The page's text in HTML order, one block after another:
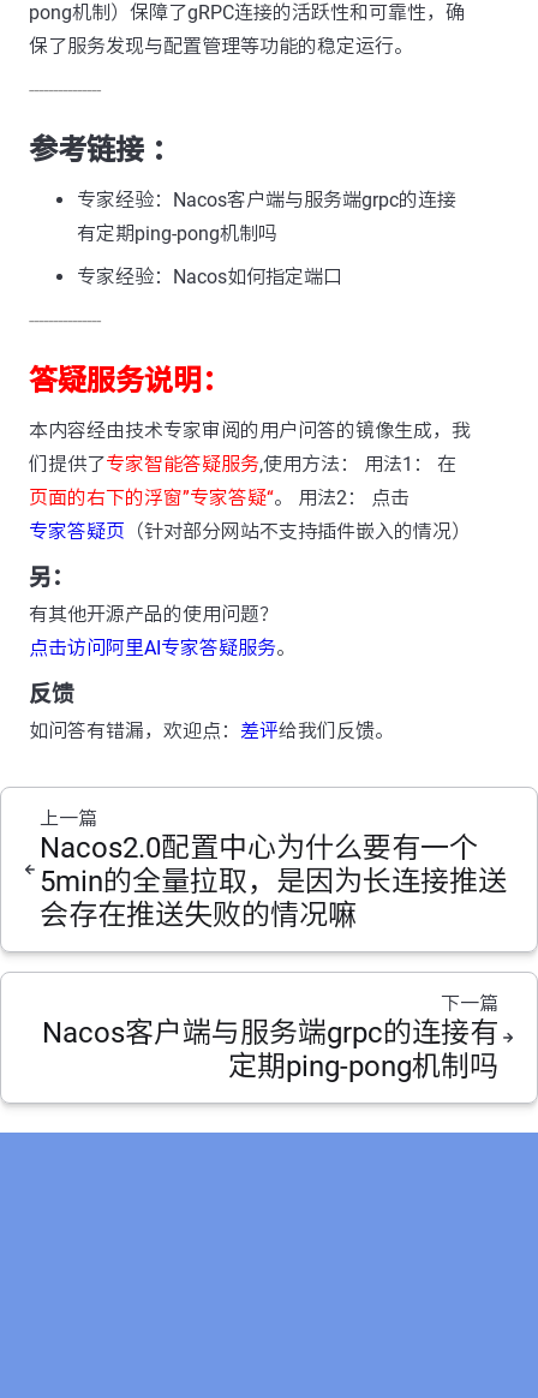
pong机制）保障了gRPC连接的活跃性和可靠性，确
保了服务发现与配置管理等功能的稳定运行。
---------------
参考链接 ：
专家经验：Nacos客户端与服务端grpc的连接
有定期ping-pong机制吗
专家经验：Nacos如何指定端口
---------------
答疑服务说明：
本内容经由技术专家审阅的用户问答的镜像生成，我
们提供了专家智能答疑服务,使用方法： 用法1： 在
页面的右下的浮窗”专家答疑“。 用法2： 点击
专家答疑页 （针对部分网站不支持插件嵌入的情况）
另：
有其他开源产品的使用问题？
点击访问阿里AI专家答疑服务。
反馈
如问答有错漏，欢迎点： 差评给我们反馈。
上一篇
Nacos2.0配置中心为什么要有一个
5min的全量拉取，是因为长连接推送
会存在推送失败的情况嘛
下一篇
Nacos客户端与服务端grpc的连接有
定期ping-pong机制吗